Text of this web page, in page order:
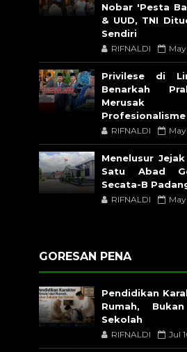
Nobar 'Pesta
& UUD, TNI
Sendiri
RIFNALDI
Privilese di
Benarkah
Profesionalisme
RIFNALDI
Menelusur
Satu Abad
Secata-B
RIFNALDI
GORESAN PENA
Pendidikan
Rumah,
Sekolah
RIFNALDI Jul